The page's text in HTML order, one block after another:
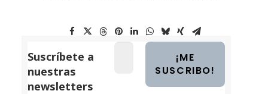
Suscríbete a
nuestras
newsletters